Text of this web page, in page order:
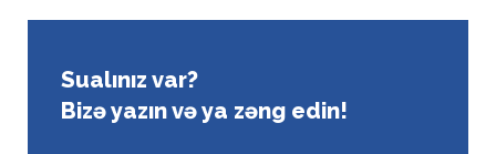
Sualınız var?
Bizə yazın və ya zəng edin!